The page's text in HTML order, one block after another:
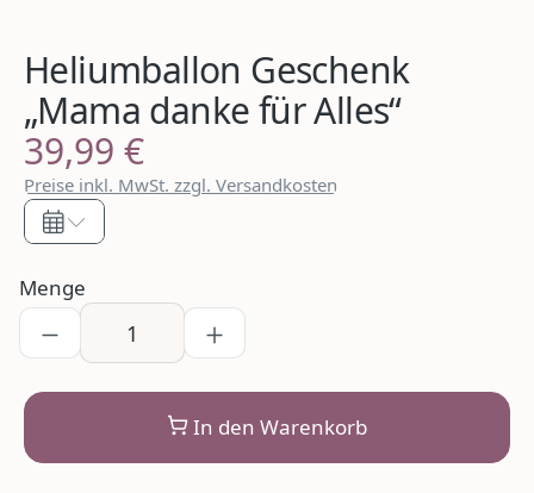
Heliumballon Geschenk
„Mama danke für Alles“
Regulärer Preis:
39,99 €
Preise inkl. MwSt. zzgl. Versandkosten
Menge
In den Warenkorb